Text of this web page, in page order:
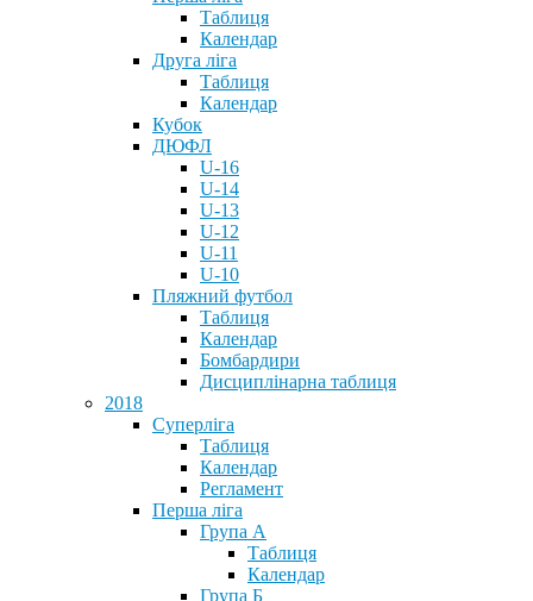
Таблиця
Календар
Друга ліга
Таблиця
Календар
Кубок
ДЮФЛ
U-16
U-14
U-13
U-12
U-11
U-10
Пляжний футбол
Таблиця
Календар
Бомбардири
Дисциплінарна таблиця
2018
Суперліга
Таблиця
Календар
Регламент
Перша ліга
Група А
Таблиця
Календар
Група Б